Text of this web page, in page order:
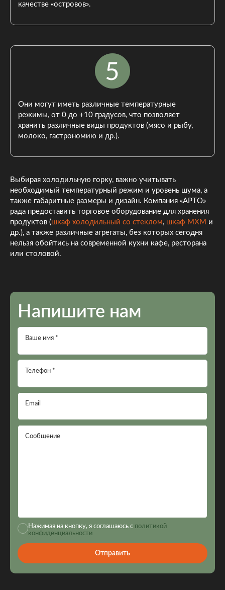
качестве «островов».
Они могут иметь различные температурные
режимы, от 0 до +10 градусов, что позволяет
хранить различные виды продуктов (мясо и рыбу,
молоко, гастрономию и др.).
Выбирая холодильную горку, важно учитывать
необходимый температурный режим и уровень шума, а
также габаритные размеры и дизайн. Компания «АРТО»
рада предоставить торговое оборудование для хранения
продуктов (шкаф холодильный со стеклом, шкаф МХМ и
др.), а также различные агрегаты, без которых сегодня
нельзя обойтись на современной кухни кафе, ресторана
или столовой.
Напишите нам
Ваше имя *
Телефон *
Email
Сообщение
Нажимая на кнопку, я соглашаюсь с политикой
конфиденциальности
Отправить